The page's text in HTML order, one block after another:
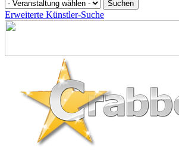
Erweiterte Künstler-Suche